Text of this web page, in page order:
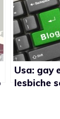
Usa: gay
lesbiche